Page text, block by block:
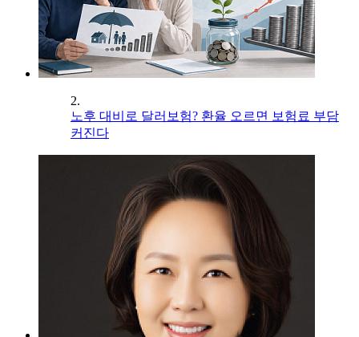
2.
노후 대비로 달러보험? 환율 오르면 보험료 부담
커진다